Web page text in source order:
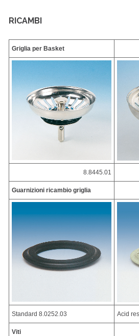
RICAMBI
Griglia per Basket
8.8445.01
Guarnizioni ricambio griglia
Standard 8.0252.03 Acid
Viti